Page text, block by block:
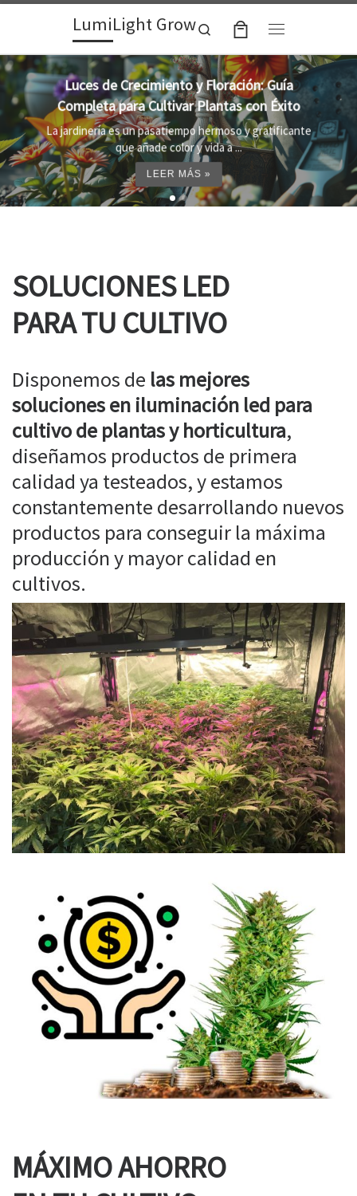
Skip to contentLumiLight Grow
Search
Lámparas para indoor: la clave para un
crecimiento óptimo de tus plantas
Al cultivar plantas en el interior, es importante
proporcionar el entorno adecuado ...
LEER MÁS »
SOLUCIONES LED
PARA TU CULTIVO
Disponemos de las mejores
soluciones en iluminación led para
cultivo de plantas y horticultura,
diseñamos productos de primera
calidad ya testeados, y estamos
constantemente desarrollando nuevos
productos para conseguir la máxima
producción y mayor calidad en
cultivos.
MÁXIMO AHORRO